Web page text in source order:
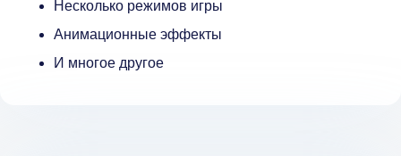
Несколько режимов игры
Анимационные эффекты
И многое другое